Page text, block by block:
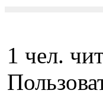
1 чел.